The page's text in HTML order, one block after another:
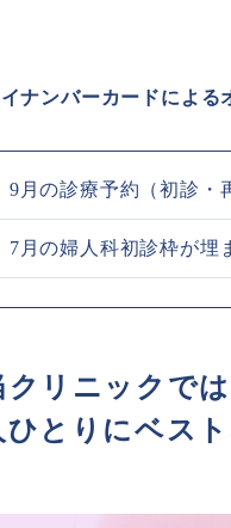
ナンバーカードによる
月の診療予約（初診・
月の婦人科初診枠が埋
クリニックでは
ひとりにベス